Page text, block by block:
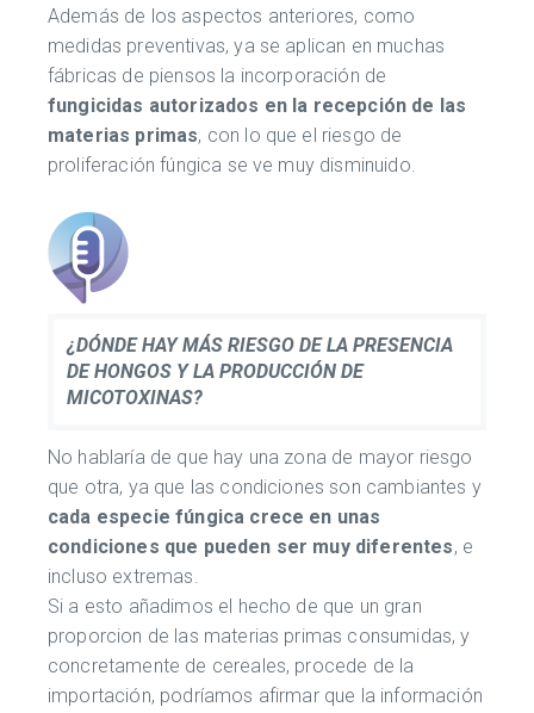
Además de los aspectos anteriores, como
medidas preventivas, ya se aplican en muchas
fábricas de piensos la incorporación de
fungicidas autorizados en la recepción de las
materias primas, con lo que el riesgo de
proliferación fúngica se ve muy disminuido.
¿DÓNDE HAY MÁS RIESGO DE LA PRESENCIA
DE HONGOS Y LA PRODUCCIÓN DE
MICOTOXINAS?
No hablaría de que hay una zona de mayor riesgo
que otra, ya que las condiciones son cambiantes y
cada especie fúngica crece en unas
condiciones que pueden ser muy diferentes, e
incluso extremas.
Si a esto añadimos el hecho de que un gran
proporcion de las materias primas consumidas, y
concretamente de cereales, procede de la
importación, podríamos afirmar que la información